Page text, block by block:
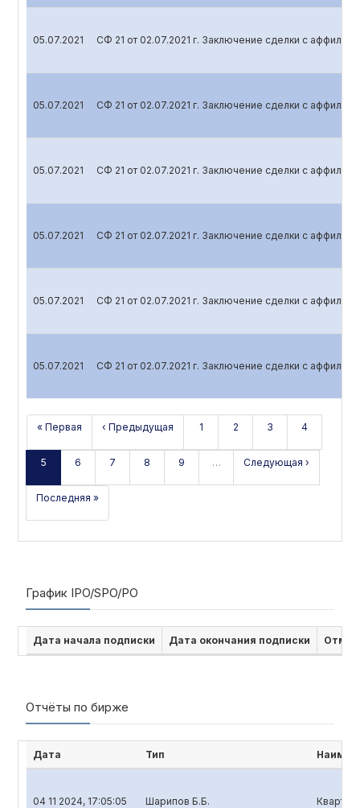
05.07.2021 СФ 21 от 02.07.2021 г. Заключение сделки с
05.07.2021 СФ 21 от 02.07.2021 г. Заключение сделки с
05.07.2021 СФ 21 от 02.07.2021 г. Заключение сделки с
05.07.2021 СФ 21 от 02.07.2021 г. Заключение сделки с
05.07.2021 СФ 21 от 02.07.2021 г. Заключение сделки с
05.07.2021 СФ 21 от 02.07.2021 г. Заключение сделки с
« Первая ‹ Предыдущая 1 2 3 4
5 6 7 8 9 … Следующая ›
Последняя »
График IPO/SPO/PO
Дата начала подписки Дата окончания подписки
Отчёты по бирже
Дата Тип
04 11 2024, 17:05:05 Шарипов Б.Б.